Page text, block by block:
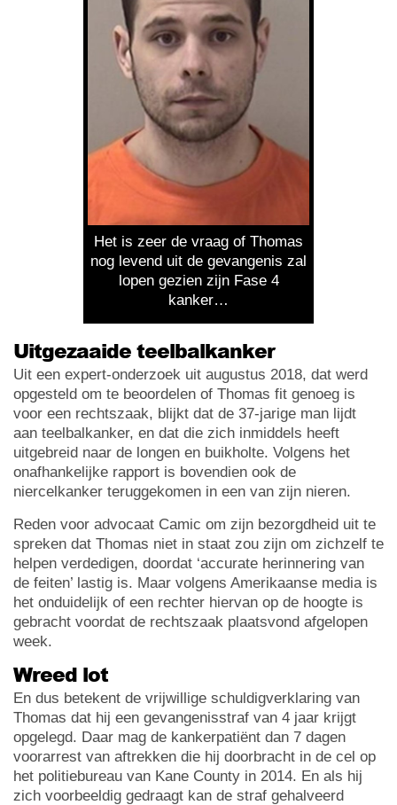
Het is zeer de vraag of Thomas
nog levend uit de gevangenis zal
lopen gezien zijn Fase 4
kanker…
Uitgezaaide teelbalkanker
Uit een expert-onderzoek uit augustus 2018, dat werd
opgesteld om te beoordelen of Thomas fit genoeg is
voor een rechtszaak, blijkt dat de 37-jarige man lijdt
aan teelbalkanker, en dat die zich inmiddels heeft
uitgebreid naar de longen en buikholte. Volgens het
onafhankelijke rapport is bovendien ook de
niercelkanker teruggekomen in een van zijn nieren.
Reden voor advocaat Camic om zijn bezorgdheid uit te
spreken dat Thomas niet in staat zou zijn om zichzelf te
helpen verdedigen, doordat ‘accurate herinnering van
de feiten’ lastig is. Maar volgens Amerikaanse media is
het onduidelijk of een rechter hiervan op de hoogte is
gebracht voordat de rechtszaak plaatsvond afgelopen
week.
Wreed lot
En dus betekent de vrijwillige schuldigverklaring van
Thomas dat hij een gevangenisstraf van 4 jaar krijgt
opgelegd. Daar mag de kankerpatiënt dan 7 dagen
voorarrest van aftrekken die hij doorbracht in de cel op
het politiebureau van Kane County in 2014. En als hij
zich voorbeeldig gedraagt kan de straf gehalveerd